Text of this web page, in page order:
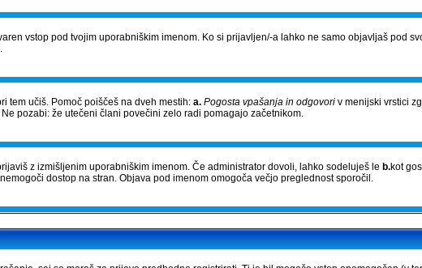
vstop pod tvojim uporabniškim imenom. Ko si prijavljen/-a lahko ne samo objavljaš pod
tem učiš. Pomoč poiščeš na dveh mestih: a. Pogosta vpašanja in odgovori v menijski vrstici
Ne pozabi: že utečeni člani povečini zelo radi pomagajo začetnikom.
z izmišljenim uporabniškim imenom. Če administrator dovoli, lahko sodeluješ le b.kot
dostop na stran. Objava pod imenom omogoča večjo preglednost sporočil.